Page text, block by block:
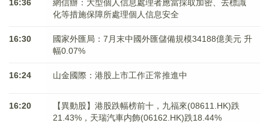
16:36
網信辦：大型個人信息處理者應當採取加密、去標識
化等措施保障所處理個人信息安全
16:30
國家外匯局：7月末中國外匯儲備規模34188億美元 升
幅0.07%
16:24 山金國際：港股上市工作正常推進中
16:20
【異動股】港股跌幅榜前十，九福來(08611.HK)跌
21.43%，天瑞汽車内飾(06162.HK)跌18.44%